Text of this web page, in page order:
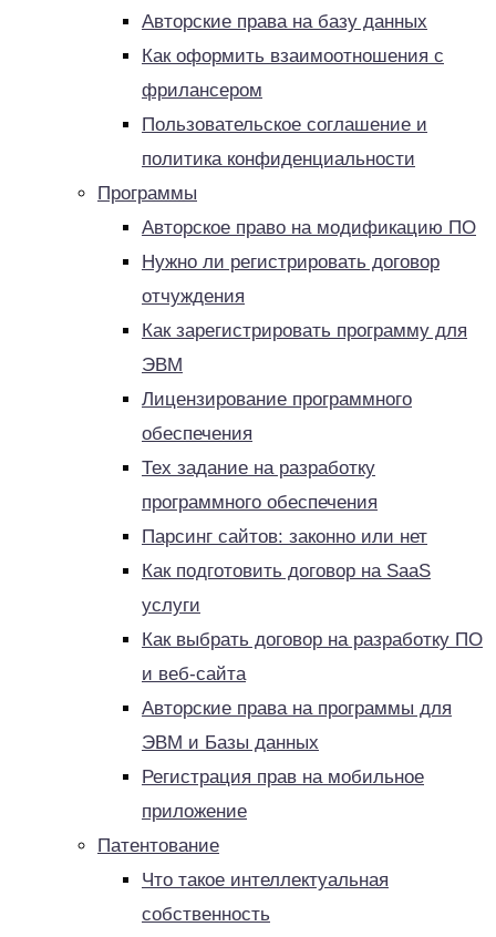
Авторские права на базу данных
Как оформить взаимоотношения с
фрилансером
Пользовательское соглашение и
политика конфиденциальности
Программы
Авторское право на модификацию ПО
Нужно ли регистрировать договор
отчуждения
Как зарегистрировать программу для
ЭВМ
Лицензирование программного
обеспечения
Тех задание на разработку
программного обеспечения
Парсинг сайтов: законно или нет
Как подготовить договор на SaaS
услуги
Как выбрать договор на разработку ПО
и веб-сайта
Авторские права на программы для
ЭВМ и Базы данных
Регистрация прав на мобильное
приложение
Патентование
Что такое интеллектуальная
собственность